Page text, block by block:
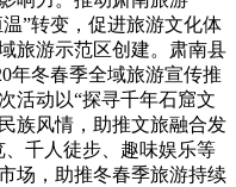
”转变，促进旅游文化体
旅游示范区创建。肃南县
年冬春季全域旅游宣传推
活动以“探寻千年石窟文
族风情，助推文旅融合发
千人徒步、趣味娱乐等
场，助推冬春季旅游持续